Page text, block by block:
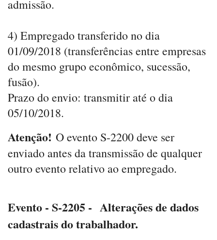
admissão.
4) Empregado transferido no dia
01/09/2018 (transferências entre empresas
do mesmo grupo econômico, sucessão,
fusão).
Prazo do envio: transmitir até o dia
05/10/2018.
Atenção! O evento S-2200 deve ser
enviado antes da transmissão de qualquer
outro evento relativo ao empregado.
Evento - S-2205 - Alterações de dados
cadastrais do trabalhador.